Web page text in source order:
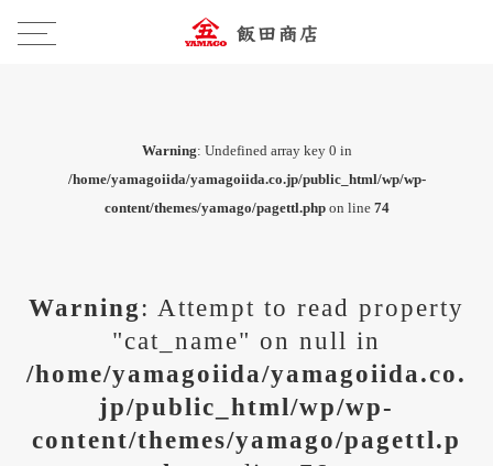
Warning: Undefined array key 0 in
/home/yamagoiida/yamagoiida.co.jp/public_html/wp/wp-
content/themes/yamago/pagettl.phpon line 74
Warning: Attempt to read property
"cat_name" on null in
/home/yamagoiida/yamagoiida.co.
jp/public_html/wp/wp-
content/themes/yamago/pagettl.p